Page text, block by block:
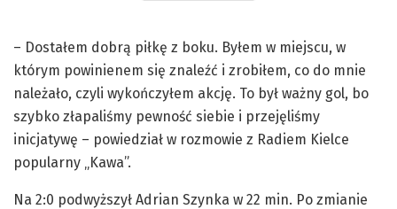
– Dostałem dobrą piłkę z boku. Byłem w miejscu, w
którym powinienem się znaleźć i zrobiłem, co do mnie
należało, czyli wykończyłem akcję. To był ważny gol, bo
szybko złapaliśmy pewność siebie i przejęliśmy
inicjatywę – powiedział w rozmowie z Radiem Kielce
popularny „Kawa”.
Na 2:0 podwyższył Adrian Szynka w 22 min. Po zmianie